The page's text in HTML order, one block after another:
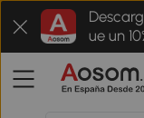
ue un
r pedido